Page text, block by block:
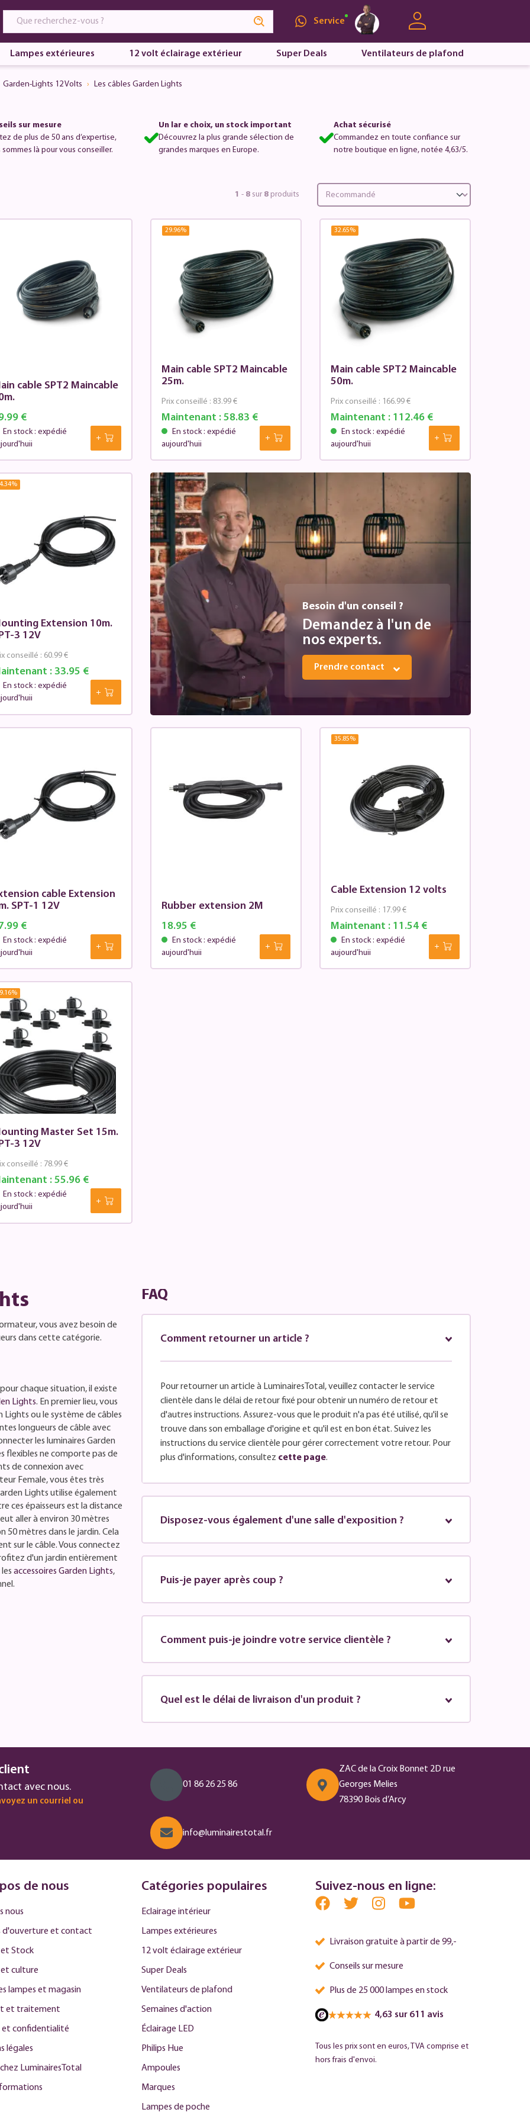
Service
Lampes extérieures 12 volt éclairage extérieur Super Deals Ventilateurs de plafond
Garden-Lights 12 Volts Les câbles Garden Lights
sur mesure
de plus de 50 ans d’expertise,
sommes là pour vous conseiller.
Un lar e choix, un stock important
Découvrez la plus grande sélection de
grandes marques en Europe.
Achat sécurisé
Commandez en toute confiance sur
notre boutique en ligne, notée 4,63/5.
1 - 8 sur 8 produits
cable SPT2 Maincable
€
En stock : expédié
29.96%
Main cable SPT2 Maincable
25m.
Maintenant :58.83 €
Prix conseillé : 83.99 €
En stock : expédié
aujourd'huii
32.65%
Main cable SPT2 Maincable
50m.
Maintenant :112.46 €
Prix conseillé : 166.99 €
En stock : expédié
aujourd'huii
%
Extension 10m.
3 12V
: 33.95 €
conseillé : 60.99 €
En stock : expédié
Besoin d'un conseil ?
Demandez à l'un de
nos experts.
Prendre contact
cable Extension
SPT-1 12V
€
En stock : expédié
Rubber extension 2M
18.95 €
En stock : expédié
aujourd'huii
35.85%
Cable Extension 12 volts
Maintenant :11.54 €
Prix conseillé : 17.99 €
En stock : expédié
aujourd'huii
%
Master Set 15m.
3 12V
: 55.96 €
conseillé : 78.99 €
En stock : expédié
vous avez besoin de
dans cette catégorie.
chaque situation, il existe
Lights. En premier lieu, vous
Lights ou le système de câbles
longueurs de câble avec
les luminaires Garden
flexibles ne comporte pas de
de connexion avec
Female, vous êtes très
Lights utilise également
ces épaisseurs est la distance
aller à environ 30 mètres
50 mètres dans le jardin. Cela
sur le câble. Vous connectez
d'un jardin entièrement
accessoires Garden Lights,
FAQ
Comment retourner un article ?
Pour retourner un article à LuminairesTotal, veuillez contacter le service
clientèle dans le délai de retour fixé pour obtenir un numéro de retour et
d'autres instructions. Assurez-vous que le produit n'a pas été utilisé, qu'il se
trouve dans son emballage d'origine et qu'il est en bon état. Suivez les
instructions du service clientèle pour gérer correctement votre retour. Pour
plus d'informations, consultez cette page.
Disposez-vous également d'une salle d'exposition ?
Puis-je payer après coup ?
Comment puis-je joindre votre service clientèle ?
Quel est le délai de livraison d'un produit ?
avec nous.
un courriel ou
01 86 26 25 86
ZAC de la Croix Bonnet 2D rue
Georges Melies
78390 Bois d’Arcy
info@luminairestotal.fr
de nous
nous
d'ouverture et contact
Stock
culture
lampes et magasin
et traitement
et confidentialité
légales
LuminairesTotal
Catégories populaires
Eclairage intérieur
Lampes extérieures
12 volt éclairage extérieur
Super Deals
Ventilateurs de plafond
Semaines d'action
Éclairage LED
Philips Hue
Ampoules
Marques
Lampes de poche
Suivez-nous en ligne:
Livraison gratuite à partir de 99,-
Conseils sur mesure
Plus de 25 000 lampes en stock
4,63 sur 611 avis
Tous les prix sont en euros, TVA comprise et
hors frais d'envoi.